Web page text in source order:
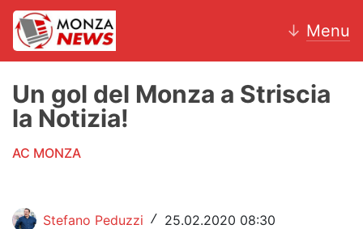
↓ Menu
Calcio
Un gol del Monza a Striscia
la Notizia!
AC MONZA
Stefano Peduzzi / 25.02.2020 08:30